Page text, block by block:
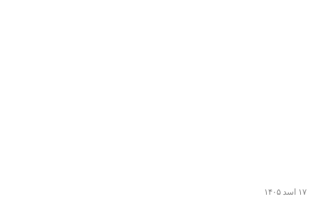
۱۷ اسد ۱۴۰۵